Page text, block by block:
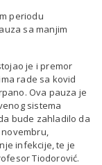
periodu
sa manjim
je i premor
rade sa kovid
Ova pauza je
sistema
bude zahladilo da
infekcije, te je
Tiodorović.